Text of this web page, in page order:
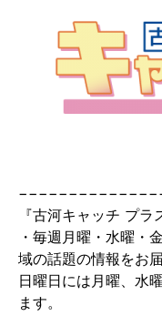
『古河キャッチ プラ
・毎週月曜・水曜・
域の話題の情報をお
日曜日には月曜、水
ます。